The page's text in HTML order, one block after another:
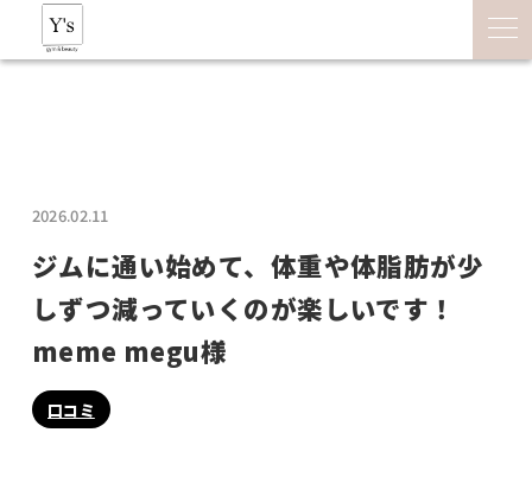
2026.02.11
ジムに通い始めて、体重や体脂肪が少
しずつ減っていくのが楽しいです！
meme megu様
口コミ